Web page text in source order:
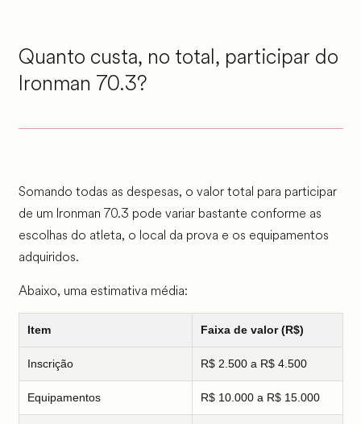
Quanto custa, no total, participar do
Ironman 70.3?
Somando todas as despesas, o valor total para participar
de um Ironman 70.3 pode variar bastante conforme as
escolhas do atleta, o local da prova e os equipamentos
adquiridos.
Abaixo, uma estimativa média:
Item Faixa de valor (R$)
Inscrição R$ 2.500 a R$ 4.500
Equipamentos R$ 10.000 a R$ 15.000